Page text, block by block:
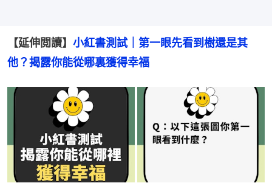
【延伸閲讀】 小紅書測試｜第一眼先看到樹還是其
他？揭露你能從哪裏獲得幸福